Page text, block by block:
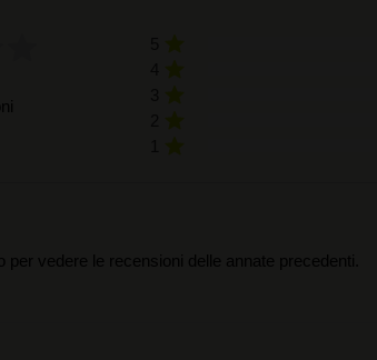
vedere le recensioni delle annate precedenti.